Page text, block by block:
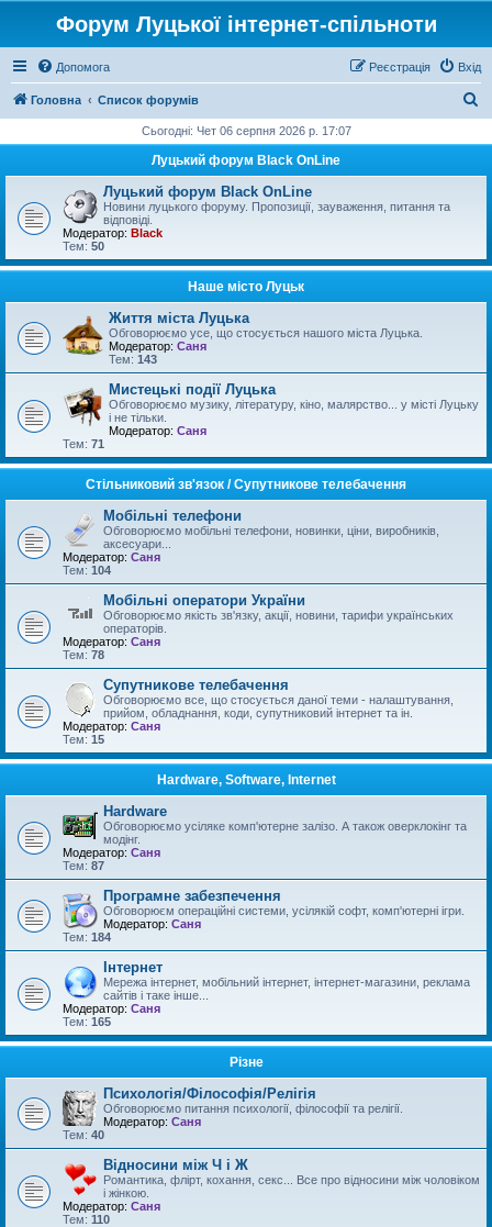
Форум Луцької інтернет-спільноти
Допомога Вхід
Реєстрація
Головна Список форумів
у
Сьогодні: Чет 06 серпня 2026 р. 17:07
Луцький форум Black OnLine
Луцький форум Black OnLine
Новини луцького форуму. Пропозиції, зауваження, питання та
відповіді.
Модератор: Black
Тем: 50
Наше місто Луцьк
Життя міста Луцька
Обговорюємо усе, що стосується нашого міста Луцька.
Модератор: Саня
Тем: 143
Мистецькі події Луцька
Обговорюємо музику, літературу, кіно, малярство... у місті Луцьку
і не тільки.
Модератор: Саня
Тем: 71
Стільниковий зв'язок / Супутникове телебачення
Мобільні телефони
Обговорюємо мобільні телефони, новинки, ціни, виробників,
аксесуари...
Модератор: Саня
Тем: 104
Мобільні оператори України
Обговорюємо якість зв'язку, акції, новини, тарифи українських
операторів.
Модератор: Саня
Тем: 78
Супутникове телебачення
Обговорюємо все, що стосується даної теми - налаштування,
прийом, обладнання, коди, супутниковий інтернет та ін.
Модератор: Саня
Тем: 15
Hardware, Software, Internet
Hardware
Обговорюємо усіляке комп'ютерне залізо. А також оверклокінг та
модінг.
Модератор: Саня
Тем: 87
Програмне забезпечення
Обговорюєм операційні системи, усілякій софт, комп'ютерні ігри.
Модератор: Саня
Тем: 184
Інтернет
Мережа інтернет, мобільний інтернет, інтернет-магазини, реклама
сайтів і таке інше...
Модератор: Саня
Тем: 165
Різне
Психологія/Філософія/Релігія
Обговорюємо питання психології, філософії та релігії.
Модератор: Саня
Тем: 40
Відносини між Ч і Ж
Романтика, флірт, кохання, секс... Все про відносини між чоловіком
і жінкою.
Модератор: Саня
Тем: 110